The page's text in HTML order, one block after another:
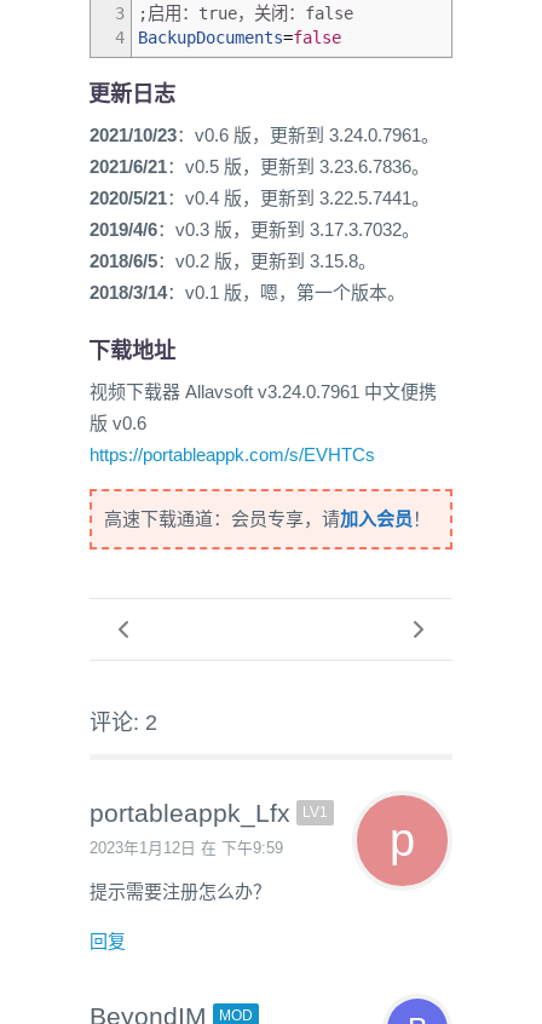
3
4
;启用：true，关闭：false
BackupDocuments=false
更新日志
2021/10/23：v0.6 版，更新到 3.24.0.7961。
2021/6/21：v0.5 版，更新到 3.23.6.7836。
2020/5/21：v0.4 版，更新到 3.22.5.7441。
2019/4/6：v0.3 版，更新到 3.17.3.7032。
2018/6/5：v0.2 版，更新到 3.15.8。
2018/3/14：v0.1 版，嗯，第一个版本。
下载地址
视频下载器 Allavsoft v3.24.0.7961 中文便携
版 v0.6
https://portableappk.com/s/EVHTCs
高速下载通道：会员专享，请加入会员 ！
评论: 2
portableappk_Lfx LV1
2023年1月12日 在 下午9:59
提示需要注册怎么办？
回复
BeyondIM MOD